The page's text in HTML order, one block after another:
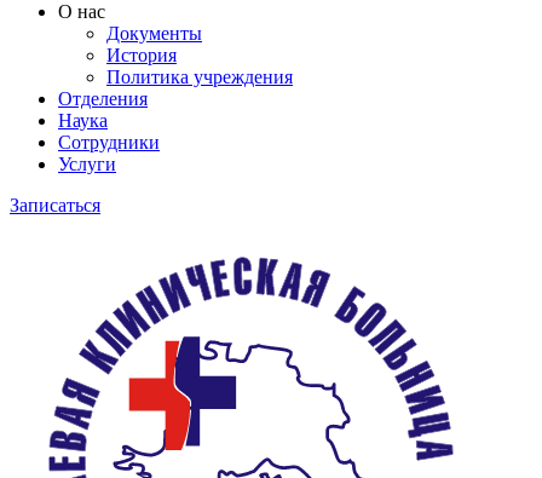
О нас
Документы
История
Политика учреждения
Отделения
Наука
Сотрудники
Услуги
Записаться